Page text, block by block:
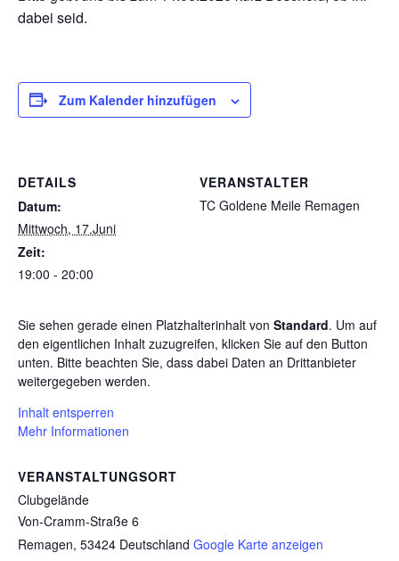
dabei seid.
Zum Kalender hinzufügen
DETAILS
Datum:
Mittwoch, 17.Juni
Zeit:
19:00 - 20:00
VERANSTALTER
TC Goldene Meile Remagen
VERANSTALTUNGSORT
Clubgelände
Von-Cramm-Straße 6
Remagen, 53424 Deutschland Google Karte anzeigen
Sie sehen gerade einen Platzhalterinhalt von Standard. Um auf
den eigentlichen Inhalt zuzugreifen, klicken Sie auf den Button
unten. Bitte beachten Sie, dass dabei Daten an Drittanbieter
weitergegeben werden.
Inhalt entsperren
Mehr Informationen